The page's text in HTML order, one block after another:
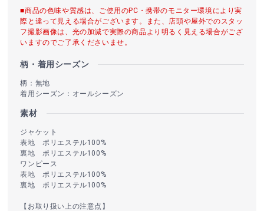
■商品の色味や質感は、ご使用のPC・携帯のモニター環境により実
際と違って見える場合がございます。また、店頭や屋外でのスタッ
フ撮影画像は、光の加減で実際の商品より明るく見える場合がござ
いますのでご了承くださいませ。
柄・着用シーズン
柄：無地
着用シーズン：オールシーズン
素材
ジャケット
表地 ポリエステル100%
裏地 ポリエステル100%
ワンピース
表地 ポリエステル100%
裏地 ポリエステル100%
【お取り扱い上の注意点】